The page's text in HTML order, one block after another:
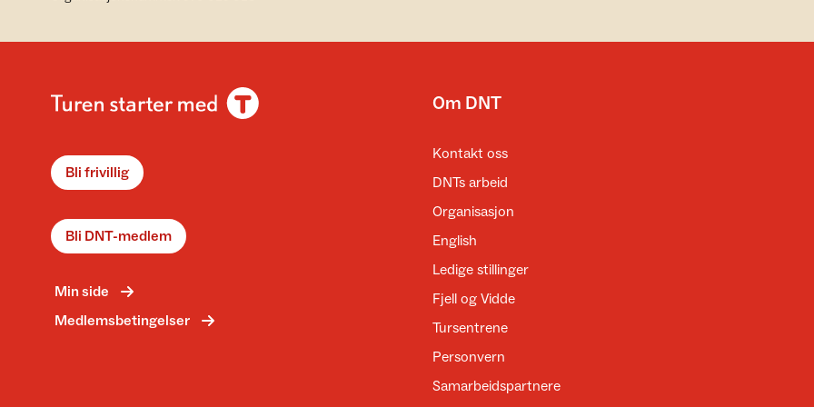
Bli frivillig
Bli DNT-medlem
Min side
Medlemsbetingelser
Om DNT
Kontakt oss
DNTs arbeid
Organisasjon
English
Ledige stillinger
Fjell og Vidde
Tursentrene
Personvern
Samarbeidspartnere